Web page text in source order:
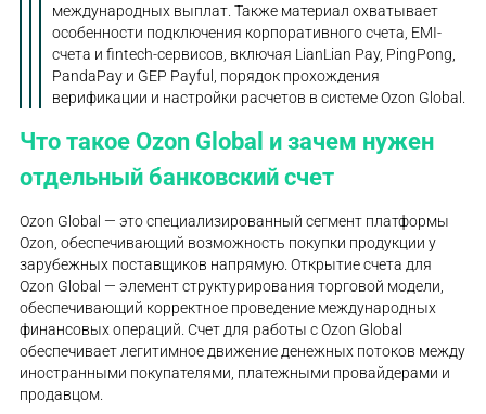
международных выплат. Также материал охватывает
особенности подключения корпоративного счета, EMI-
счета и fintech-сервисов, включая LianLian Pay, PingPong,
PandaPay и GEP Payful, порядок прохождения
верификации и настройки расчетов в системе Ozon Global.
Что такое Ozon Global и зачем нужен
отдельный банковский счет
Ozon Global — это специализированный сегмент платформы
Ozon, обеспечивающий возможность покупки продукции у
зарубежных поставщиков напрямую. Открытие счета для
Ozon Global — элемент структурирования торговой модели,
обеспечивающий корректное проведение международных
финансовых операций. Счет для работы с Ozon Global
обеспечивает легитимное движение денежных потоков между
иностранными покупателями, платежными провайдерами и
продавцом.